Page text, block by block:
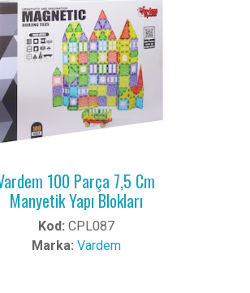
100 Parça 7,5 Cm
Manyetik Yapı Blokları
Kod: CPL087
Marka: Vardem